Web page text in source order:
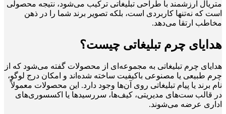
متریال ارزشمند با طراحی تبلیغاتی ترکیب می‌شود، نتیجه محصولی
است که نه‌تنها کاربردی است، بلکه تصویر برند شما را در ذهن
مخاطب ارتقا می‌دهد.
هدایای چرم تبلیغاتی چیست؟
هدایای چرم تبلیغاتی به مجموعه‌ای از محصولات گفته می‌شود که از
چرم طبیعی یا مصنوعی باکیفیت ساخته شده‌اند و امکان درج لوگو،
نام برند یا پیام تبلیغاتی روی آن‌ها وجود دارد. این محصولات معمولاً
در قالب ست‌های مدیریتی، کیف‌ها، سررسیدها یا اکسسوری‌های
اداری عرضه می‌شوند.